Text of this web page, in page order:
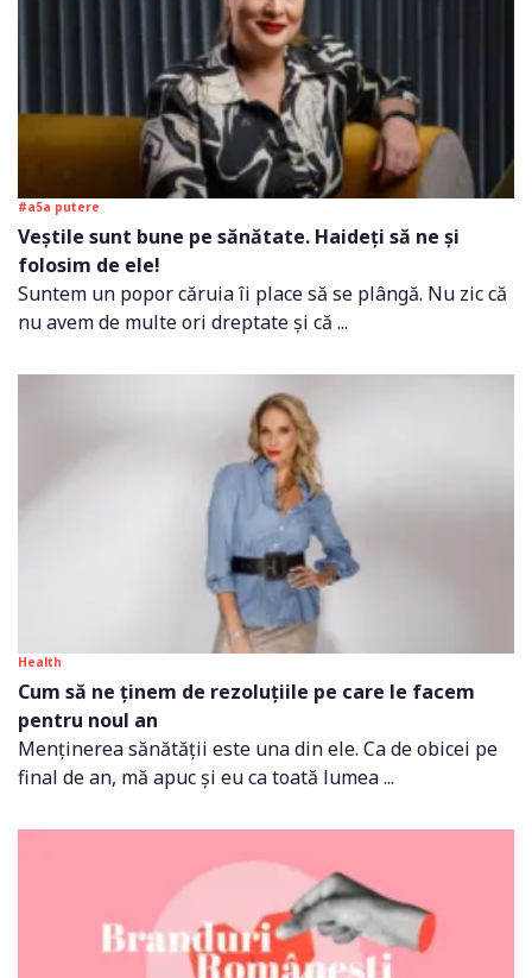
#a5a putere
Veștile sunt bune pe sănătate. Haideți să ne și
folosim de ele!
Suntem un popor căruia îi place să se plângă. Nu zic că
nu avem de multe ori dreptate și că ...
Health
Cum să ne ținem de rezoluțiile pe care le facem
pentru noul an
Menținerea sănătății este una din ele. Ca de obicei pe
final de an, mă apuc și eu ca toată lumea ...